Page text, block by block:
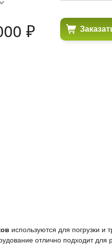
₽
используются для погрузки и
отлично подходит для